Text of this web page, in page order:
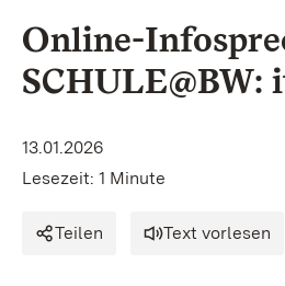
Online-
13.01.2026
Lesezeit: 1 Minute
Teilen Text vorlesen